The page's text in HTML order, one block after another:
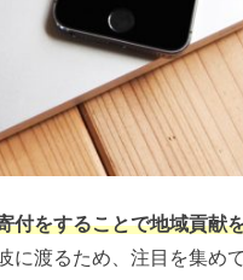
付をすることで地域貢献
渡るため、注目を集めて